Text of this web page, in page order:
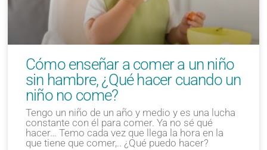
Cómo enseñar a comer a un niño
sin hambre, ¿Qué hacer cuando un
niño no come?
Tengo un niño de un año y medio y es una lucha
constante con él para comer. Ya no sé qué
hacer… Temo cada vez que llega la hora en la
que tiene que comer,.. ¿Qué puedo hacer?